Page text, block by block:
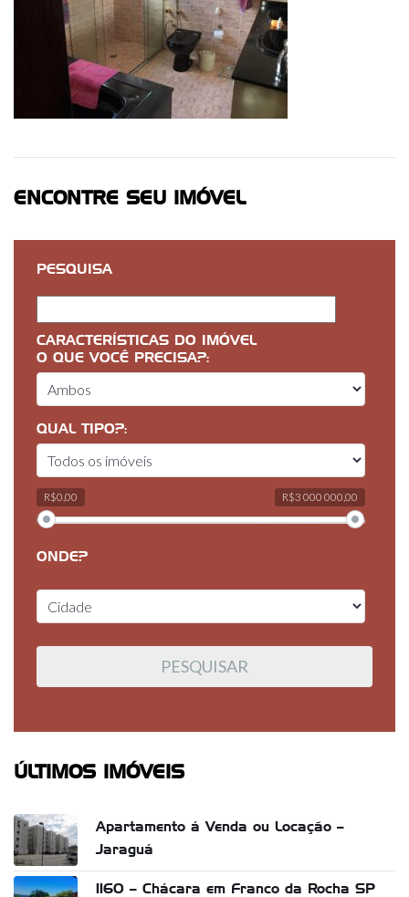
ENCONTRE SEU IMÓVEL
PESQUISA
CARACTERÍSTICAS DO IMÓVEL
O QUE VOCÊ PRECISA?:
QUAL TIPO?:
R$0,00 R$3 000 000,00
ONDE?
ÚLTIMOS IMÓVEIS
Apartamento á Venda ou Locação –
Jaraguá
1160 – Chácara em Franco da Rocha SP